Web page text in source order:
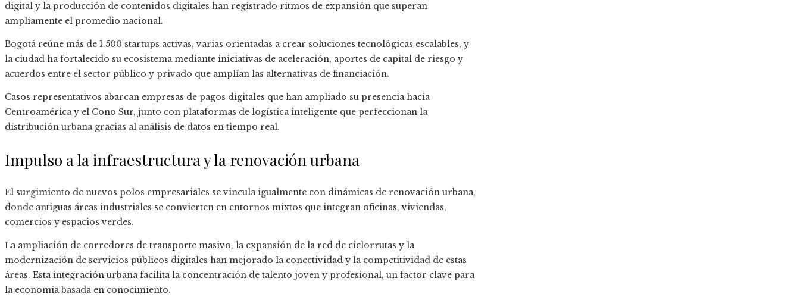
digital y la producción de contenidos digitales han registrado ritmos de expansión que superan
ampliamente el promedio nacional.
Bogotá reúne más de 1.500 startups activas, varias orientadas a crear soluciones tecnológicas escalables, y
la ciudad ha fortalecido su ecosistema mediante iniciativas de aceleración, aportes de capital de riesgo y
acuerdos entre el sector público y privado que amplían las alternativas de financiación.
Casos representativos abarcan empresas de pagos digitales que han ampliado su presencia hacia
Centroamérica y el Cono Sur, junto con plataformas de logística inteligente que perfeccionan la
distribución urbana gracias al análisis de datos en tiempo real.
Impulso a la infraestructura y la renovación urbana
El surgimiento de nuevos polos empresariales se vincula igualmente con dinámicas de renovación urbana,
donde antiguas áreas industriales se convierten en entornos mixtos que integran oficinas, viviendas,
comercios y espacios verdes.
La ampliación de corredores de transporte masivo, la expansión de la red de ciclorrutas y la
modernización de servicios públicos digitales han mejorado la conectividad y la competitividad de estas
áreas. Esta integración urbana facilita la concentración de talento joven y profesional, un factor clave para
la economía basada en conocimiento.